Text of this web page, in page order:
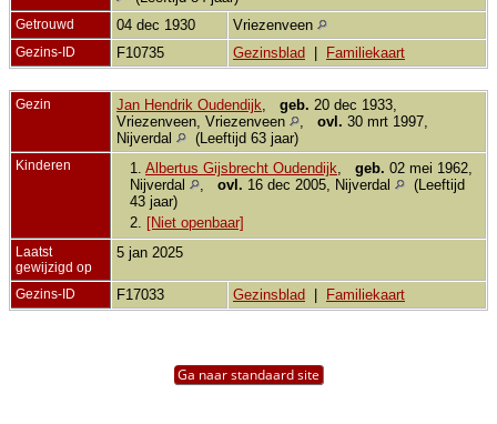
Getrouwd 04 dec 1930 Vriezenveen
Gezins-ID F10735 Gezinsblad Familiekaart
Gezin Jan Hendrik Oudendijk geb. 20 dec 1933,
Vriezenveen, Vriezenveen
ovl. 30 mrt 1997,
Nijverdal
(Leeftijd 63 jaar)
Kinderen 1. Albertus Gijsbrecht Oudendijk geb. 02 mei 1962,
Nijverdal
ovl. 16 dec 2005, Nijverdal
(Leeftijd
43 jaar)
2.
[Niet openbaar]
Laatst
gewijzigd op
5 jan 2025
Gezins-ID F17033 Gezinsblad Familiekaart
Ga naar standaard site